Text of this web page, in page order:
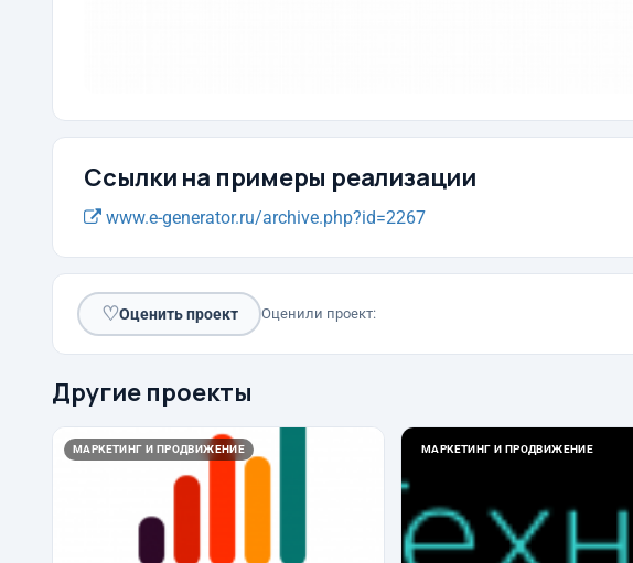
Ссылки на примеры реализации
www.e-generator.ru/archive.php?id=2267
♡Оценить проект Оценили проект:
Другие проекты
МАРКЕТИНГ И ПРОДВИЖЕНИЕ МАРКЕТИНГ И ПРОДВИЖЕНИЕ